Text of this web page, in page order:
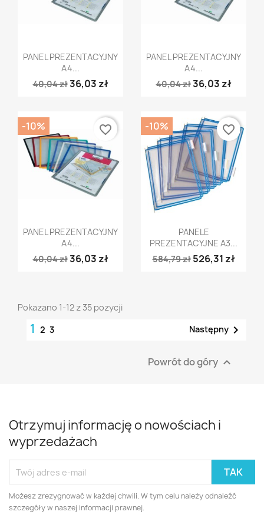
Szybki podgląd
PANEL PREZENTACYJNY
A4...
40,04 zł36,03 zł
Szybki podgląd
PANEL PREZENTACYJNY
A4...
40,04 zł36,03 zł
Szybki podgląd
PANEL PREZENTACYJNY
A4...
40,04 zł36,03 zł
-10% favorite_border
Szybki podgląd
PANELE
PREZENTACYJNE A3...
584,79 zł 526,31 zł
-10% favorite_border
Pokazano 1-12 z 35 pozycji
1 2 3 Następny 
Powrót do góry 
Otrzymuj informację o nowościach i
wyprzedażach
Możesz zrezygnować w każdej chwili. W tym celu należy odnaleźć
szczegóły w naszej informacji prawnej.